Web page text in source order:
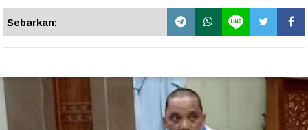
Sebarkan: